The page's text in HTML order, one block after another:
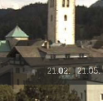
21.05.
21.02.